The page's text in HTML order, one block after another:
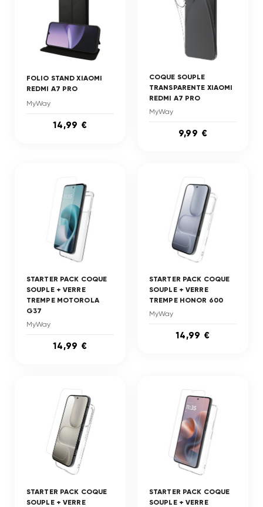
FOLIO STAND XIAOMI
REDMI A7 PRO
MyWay
14,99 €
COQUE SOUPLE
TRANSPARENTE XIAOMI
REDMI A7 PRO
MyWay
9,99 €
STARTER PACK COQUE
SOUPLE + VERRE
TREMPE MOTOROLA
G37
MyWay
14,99 €
STARTER PACK COQUE
SOUPLE + VERRE
TREMPE HONOR 600
MyWay
14,99 €
STARTER PACK COQUE
SOUPLE + VERRE
STARTER PACK COQUE
SOUPLE + VERRE